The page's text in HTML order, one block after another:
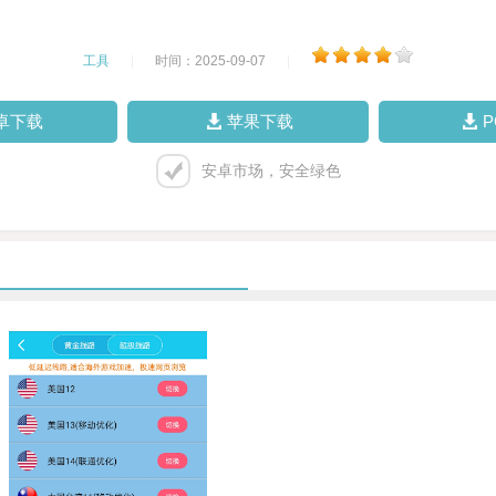
工具 时间：2025-09-07
下载 苹果下载
安卓市场，安全绿色